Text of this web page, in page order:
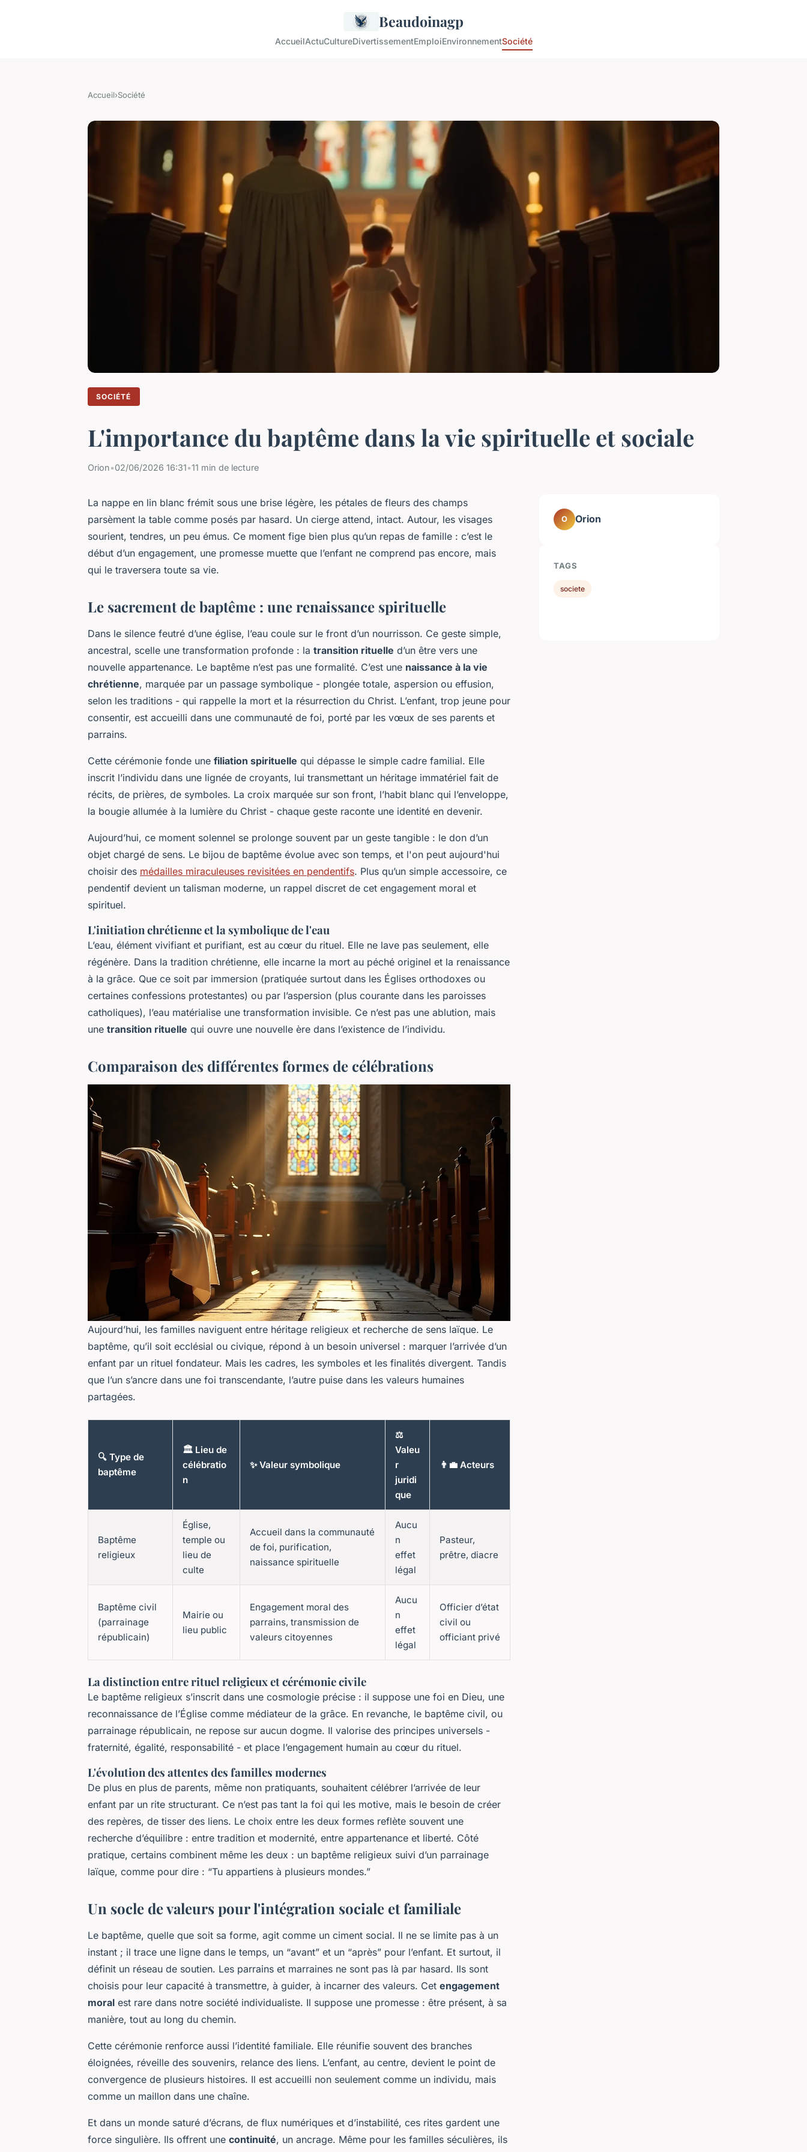
Beaudoinagp
AccueilActuCultureDivertissementEmploiEnvironnementSociété
Accueil›Société
SOCIÉTÉ
L'importance du baptême dans la vie spirituelle et sociale
Orion•02/06/2026 16:31•11 min de lecture
La nappe en lin blanc frémit sous une brise légère, les pétales de fleurs des champs
parsèment la table comme posés par hasard. Un cierge attend, intact. Autour, les visages
sourient, tendres, un peu émus. Ce moment fige bien plus qu’un repas de famille : c’est le
début d’un engagement, une promesse muette que l’enfant ne comprend pas encore, mais
qui le traversera toute sa vie.
Le sacrement de baptême : une renaissance spirituelle
Dans le silence feutré d’une église, l’eau coule sur le front d’un nourrisson. Ce geste simple,
ancestral, scelle une transformation profonde : la transition rituelle d’un être vers une
nouvelle appartenance. Le baptême n’est pas une formalité. C’est une naissance à la vie
chrétienne, marquée par un passage symbolique - plongée totale, aspersion ou effusion,
selon les traditions - qui rappelle la mort et la résurrection du Christ. L’enfant, trop jeune pour
consentir, est accueilli dans une communauté de foi, porté par les vœux de ses parents et
parrains.
Cette cérémonie fonde une filiation spirituelle qui dépasse le simple cadre familial. Elle
inscrit l’individu dans une lignée de croyants, lui transmettant un héritage immatériel fait de
récits, de prières, de symboles. La croix marquée sur son front, l’habit blanc qui l’enveloppe,
la bougie allumée à la lumière du Christ - chaque geste raconte une identité en devenir.
Aujourd’hui, ce moment solennel se prolonge souvent par un geste tangible : le don d’un
objet chargé de sens. Le bijou de baptême évolue avec son temps, et l'on peut aujourd'hui
choisir des médailles miraculeuses revisitées en pendentifs. Plus qu’un simple accessoire, ce
pendentif devient un talisman moderne, un rappel discret de cet engagement moral et
spirituel.
L'initiation chrétienne et la symbolique de l'eau
L’eau, élément vivifiant et purifiant, est au cœur du rituel. Elle ne lave pas seulement, elle
régénère. Dans la tradition chrétienne, elle incarne la mort au péché originel et la renaissance
à la grâce. Que ce soit par immersion (pratiquée surtout dans les Églises orthodoxes ou
certaines confessions protestantes) ou par l’aspersion (plus courante dans les paroisses
catholiques), l’eau matérialise une transformation invisible. Ce n’est pas une ablution, mais
une transition rituelle qui ouvre une nouvelle ère dans l’existence de l’individu.
Comparaison des différentes formes de célébrations
Aujourd’hui, les familles naviguent entre héritage religieux et recherche de sens laïque. Le
baptême, qu’il soit ecclésial ou civique, répond à un besoin universel : marquer l’arrivée d’un
enfant par un rituel fondateur. Mais les cadres, les symboles et les finalités divergent. Tandis
que l’un s’ancre dans une foi transcendante, l’autre puise dans les valeurs humaines
partagées.
🔍 Type de
baptême
🏛️ Lieu de
célébratio
n
✨ Valeur symbolique
⚖️
Valeu
r
juridi
que
👨‍💼 Acteurs
Baptême
religieux
Église,
temple ou
lieu de
culte
Accueil dans la communauté
de foi, purification,
naissance spirituelle
Aucu
n
effet
légal
Pasteur,
prêtre, diacre
Baptême civil
(parrainage
républicain)
Mairie ou
lieu public
Engagement moral des
parrains, transmission de
valeurs citoyennes
Aucu
n
effet
légal
Officier d’état
civil ou
officiant privé
La distinction entre rituel religieux et cérémonie civile
Le baptême religieux s’inscrit dans une cosmologie précise : il suppose une foi en Dieu, une
reconnaissance de l’Église comme médiateur de la grâce. En revanche, le baptême civil, ou
parrainage républicain, ne repose sur aucun dogme. Il valorise des principes universels -
fraternité, égalité, responsabilité - et place l’engagement humain au cœur du rituel.
L'évolution des attentes des familles modernes
De plus en plus de parents, même non pratiquants, souhaitent célébrer l’arrivée de leur
enfant par un rite structurant. Ce n’est pas tant la foi qui les motive, mais le besoin de créer
des repères, de tisser des liens. Le choix entre les deux formes reflète souvent une
recherche d’équilibre : entre tradition et modernité, entre appartenance et liberté. Côté
pratique, certains combinent même les deux : un baptême religieux suivi d’un parrainage
laïque, comme pour dire : “Tu appartiens à plusieurs mondes.”
Un socle de valeurs pour l'intégration sociale et familiale
Le baptême, quelle que soit sa forme, agit comme un ciment social. Il ne se limite pas à un
instant ; il trace une ligne dans le temps, un “avant” et un “après” pour l’enfant. Et surtout, il
définit un réseau de soutien. Les parrains et marraines ne sont pas là par hasard. Ils sont
choisis pour leur capacité à transmettre, à guider, à incarner des valeurs. Cet engagement
moral est rare dans notre société individualiste. Il suppose une promesse : être présent, à sa
manière, tout au long du chemin.
Cette cérémonie renforce aussi l’identité familiale. Elle réunifie souvent des branches
éloignées, réveille des souvenirs, relance des liens. L’enfant, au centre, devient le point de
convergence de plusieurs histoires. Il est accueilli non seulement comme un individu, mais
comme un maillon dans une chaîne.
Et dans un monde saturé d’écrans, de flux numériques et d’instabilité, ces rites gardent une
force singulière. Ils offrent une continuité, un ancrage. Même pour les familles séculières, ils
O Orion
TAGS
societe